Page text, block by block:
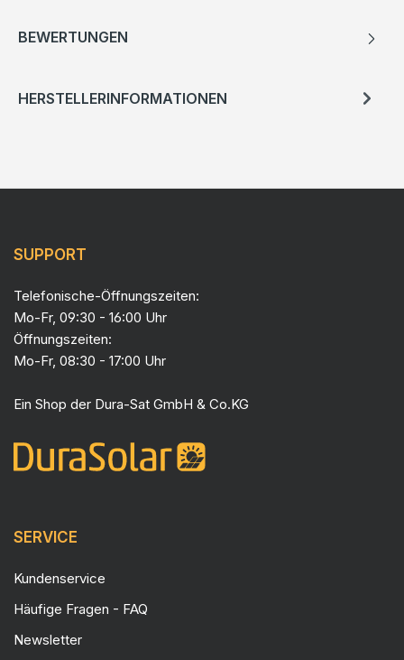
BEWERTUNGEN
HERSTELLERINFORMATIONEN
SUPPORT
Telefonische-Öffnungszeiten:
Mo-Fr, 09:30 - 16:00 Uhr
Öffnungszeiten:
Mo-Fr, 08:30 - 17:00 Uhr
Ein Shop der Dura-Sat GmbH & Co.KG
SERVICE
Kundenservice
Häufige Fragen - FAQ
Newsletter